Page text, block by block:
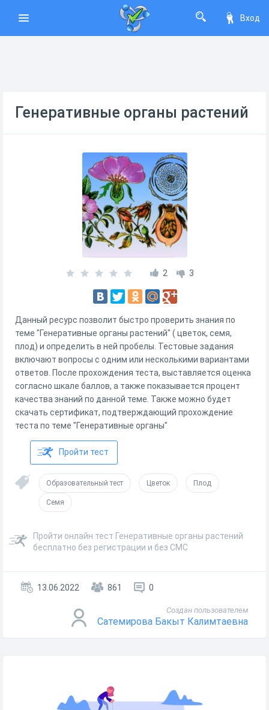
Вход
Генеративные органы растений
2 3
Данный ресурс позволит быстро проверить знания по
теме "Генеративные органы растений" ( цветок, семя,
плод) и определить в ней пробелы. Тестовые задания
включают вопросы с одним или несколькими вариантами
ответов. После прохождения теста, выставляется оценка
согласно шкале баллов, а также показывается процент
качества знаний по данной теме. Также можно будет
скачать сертификат, подтверждающий прохождение
теста по теме "Генеративные органы"
Пройти тест
Образовательный тест Цветок Плод
Семя
Пройти онлайн тест Генеративные органы растений
бесплатно без регистрации и без СМС
13.06.2022 861 0
Создан пользователем
Сатемирова Бакыт Калимтаевна